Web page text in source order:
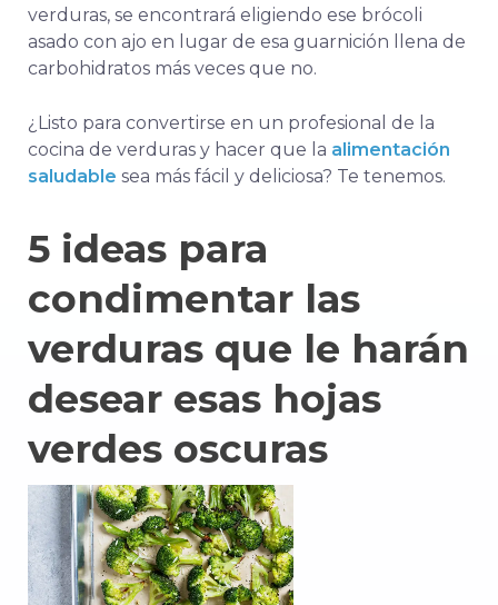
verduras, se encontrará eligiendo ese brócoli
asado con ajo en lugar de esa guarnición llena de
carbohidratos más veces que no.
¿Listo para convertirse en un profesional de la
cocina de verduras y hacer que la alimentación
saludable sea más fácil y deliciosa? Te tenemos.
5 ideas para
condimentar las
verduras que le harán
desear esas hojas
verdes oscuras